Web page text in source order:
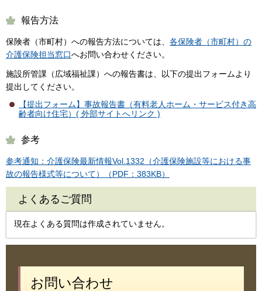
報告方法
保険者（市町村）への報告方法については、 各保険者（市町村）の
介護保険担当窓口へお問い合わせください。
施設所管課（広域福祉課）への報告書は、以下の提出フォームより
提出してください。
【提出フォーム】事故報告書（有料老人ホーム・サービス付き高
齢者向け住宅）( 外部サイトへリンク )
参考
参考通知：介護保険最新情報Vol.1332（介護保険施設等における事
故の報告様式等について）（PDF：383KB）
よくあるご質問
現在よくある質問は作成されていません。
お問い合わせ